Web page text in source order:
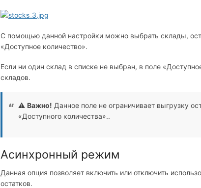
С помощью данной настройки можно выбрать склады,
«Доступное количество».
Если ни один склад в списке не выбран, в поле
складов.
⚠️ Важно! Данное поле не ограничивает выгрузку
«Доступного количества»..
Асинхронный режим
Данная опция позволяет включить или отключить
остатков.